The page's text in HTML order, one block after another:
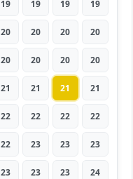
19 19 19 19
20 20 20 20
20 20 20 20
21 21 21 21
22 22 22 22
22 23 23 23
23 23 23 24